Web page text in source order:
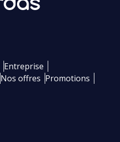
Entreprise
Nos offres Promotions